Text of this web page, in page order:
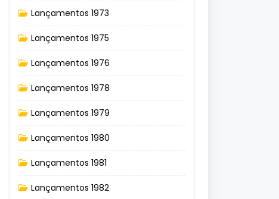
Lançamentos 1973
Lançamentos 1975
Lançamentos 1976
Lançamentos 1978
Lançamentos 1979
Lançamentos 1980
Lançamentos 1981
Lançamentos 1982